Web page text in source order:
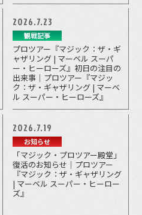
2026.7.23
観戦記事
プロツアー『マジック：ザ・ギ
ャザリング | マーベル スーパ
ー・ヒーローズ』初日の注目の
出来事｜プロツアー『マジッ
ク：ザ・ギャザリング | マーベ
ル スーパー・ヒーローズ』
2026.7.19
お知らせ
「マジック・プロツアー殿堂」
復活のお知らせ｜プロツアー
『マジック：ザ・ギャザリング
| マーベル スーパー・ヒーロー
ズ』